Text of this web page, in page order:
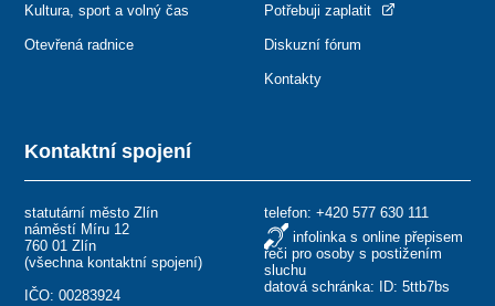
Kontaktní spojení
statutární město Zlín
náměstí Míru 12
760 01 Zlín
(všechna kontaktní spojení)
IČO: 00283924
telefon: +420 577 630 111
infolinka s online přepisem
řeči pro osoby s postižením
sluchu
datová schránka: ID: 5ttb7bs
Kultura, sport a volný čas
Otevřená radnice
Potřebuji zaplatit
Diskuzní fórum
Kontakty